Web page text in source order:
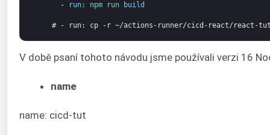
-
run: npm run build
# - run: cp -r ~/actions-runner/cicd-react/react-
V době psaní tohoto návodu jsme používali verzi 16
name
name: cicd-tut